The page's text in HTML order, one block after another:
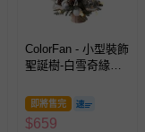
ColorFan - 小型裝飾
聖誕樹-白雪奇緣
即將售完
$659